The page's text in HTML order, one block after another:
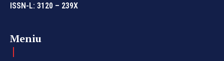
ISSN-L: 3120 – 239X
Meniu